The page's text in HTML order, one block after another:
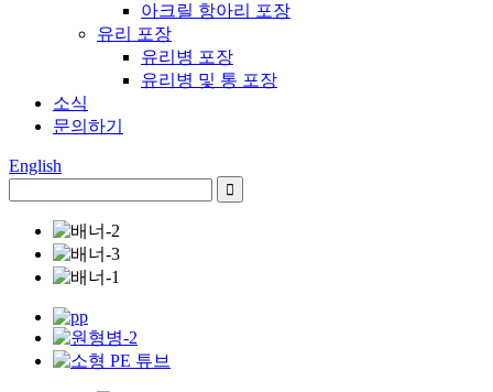
아크릴 항아리 포장
유리 포장
유리병 포장
유리병 및 통 포장
소식
문의하기
English